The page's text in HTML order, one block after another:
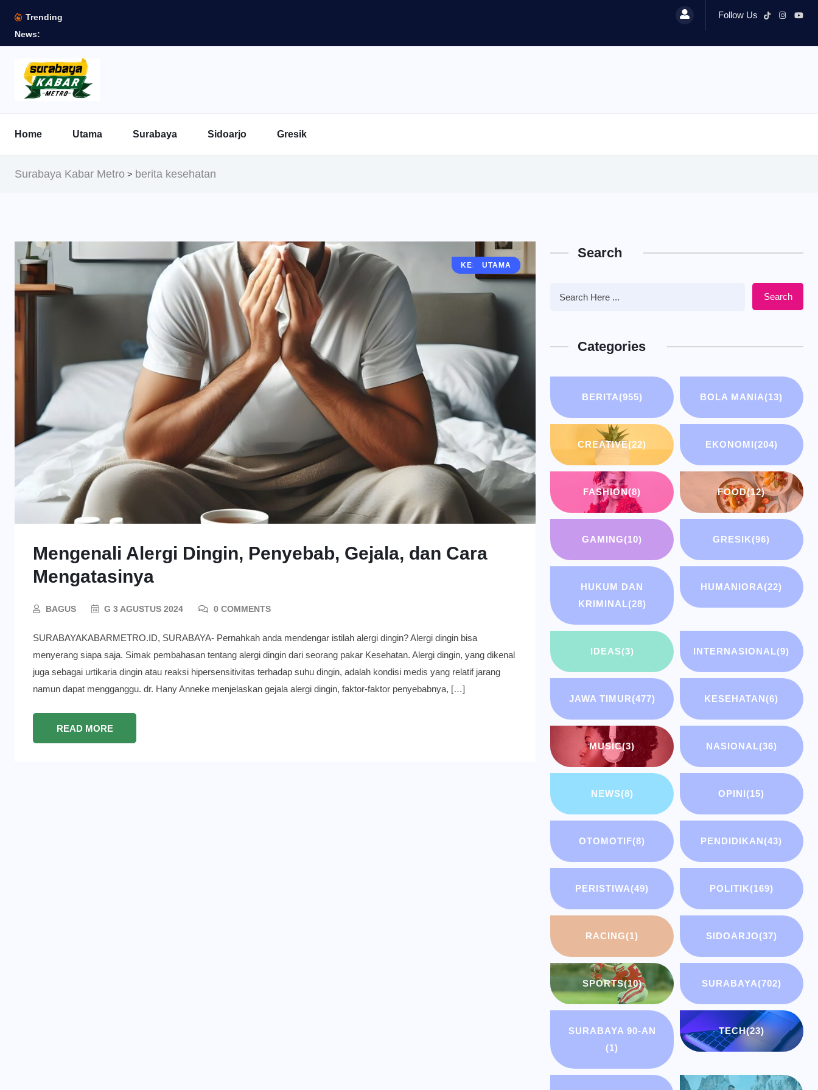
Trending
News:
Follow Us
Home Utama Surabaya Sidoarjo Gresik
Surabaya Kabar Metro > berita kesehatan
BERITA
KESEHATAN
UTAMA
Mengenali Alergi Dingin, Penyebab, Gejala, dan Cara
Mengatasinya
BAGUS G 3 AGUSTUS 2024 0 COMMENTS
SURABAYAKABARMETRO.ID, SURABAYA- Pernahkah anda mendengar istilah alergi dingin? Alergi dingin bisa
menyerang siapa saja. Simak pembahasan tentang alergi dingin dari seorang pakar Kesehatan. Alergi dingin, yang dikenal
juga sebagai urtikaria dingin atau reaksi hipersensitivitas terhadap suhu dingin, adalah kondisi medis yang relatif jarang
namun dapat mengganggu. dr. Hany Anneke menjelaskan gejala alergi dingin, faktor-faktor penyebabnya, […]
READ MORE
Search
Search
Categories
BERITA(955) BOLA MANIA(13)
CREATIVE(22) EKONOMI(204)
FASHION(8) FOOD(12)
GAMING(10) GRESIK(96)
HUKUM DAN
KRIMINAL(28)
HUMANIORA(22)
IDEAS(3) INTERNASIONAL(9)
JAWA TIMUR(477) KESEHATAN(6)
MUSIC(3) NASIONAL(36)
NEWS(8) OPINI(15)
OTOMOTIF(8) PENDIDIKAN(43)
PERISTIWA(49) POLITIK(169)
RACING(1) SIDOARJO(37)
SPORTS(10) SURABAYA(702)
SURABAYA 90-AN
(1)
TECH(23)